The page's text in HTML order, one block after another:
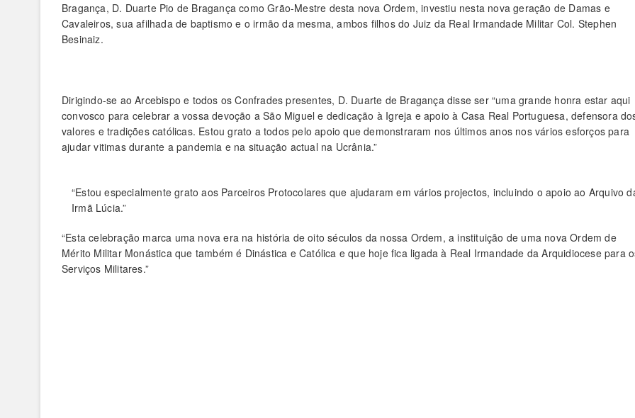
Bragança, D. Duarte Pio de Bragança como Grão-Mestre desta nova Ordem, investiu nesta nova geração de Damas e
Cavaleiros, sua afilhada de baptismo e o irmão da mesma, ambos filhos do Juiz da Real Irmandade Militar Col. Stephen
Besinaiz.
Dirigindo-se ao Arcebispo e todos os Confrades presentes, D. Duarte de Bragança disse ser “uma grande honra estar aqui
convosco para celebrar a vossa devoção a São Miguel e dedicação à Igreja e apoio à Casa Real Portuguesa, defensora
valores e tradições católicas. Estou grato a todos pelo apoio que demonstraram nos últimos anos nos vários esforços para
ajudar vitimas durante a pandemia e na situação actual na Ucrânia.”
“Estou especialmente grato aos Parceiros Protocolares que ajudaram em vários projectos, incluindo o apoio ao Arquivo
Irmã Lúcia.”
“Esta celebração marca uma nova era na história de oito séculos da nossa Ordem, a instituição de uma nova Ordem de
Mérito Militar Monástica que também é Dinástica e Católica e que hoje fica ligada à Real Irmandade da Arquidiocese para
Serviços Militares.”